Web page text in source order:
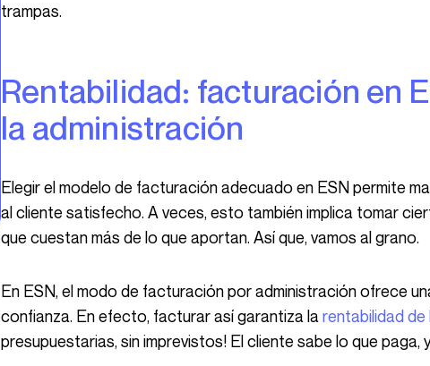
trampas.
Rentabilidad: facturación en ESN, las ventajas de
la administración
Elegir el modelo de facturación adecuado en ESN permite maximizar el margen mientras se mantiene
al cliente satisfecho. A veces, esto también implica tomar
que cuestan más de lo que aportan. Así que, vamos al grano.
En ESN, el modo de facturación por administración ofrece una relación con el cliente basada en la
confianza. En efecto, facturar así garantiza la rentabilidad de
presupuestarias, sin imprevistos! El cliente sabe lo que paga,